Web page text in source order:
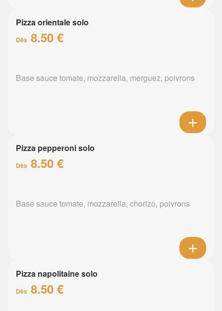
Pizza orientale solo
Dès 8.50 €
Base sauce tomate, mozzarella, merguez, poivrons
Pizza pepperoni solo
Dès 8.50 €
Base sauce tomate, mozzarella, chorizo, poivrons
Pizza napolitaine solo
Dès 8.50 €